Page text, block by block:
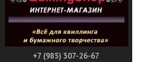
+7 (985) 307-26-67